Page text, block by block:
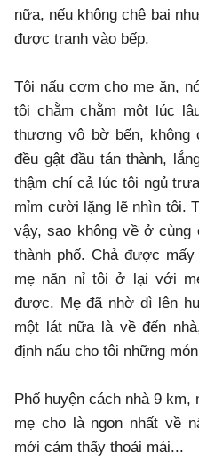
nữa, nếu không chê bai
được tranh vào bếp.
Tôi nấu cơm cho mẹ ăn,
tôi chằm chằm một lúc
thương vô bờ bến, không
đều gật đầu tán thành,
thậm chí cả lúc tôi ngủ
mỉm cười lặng lẽ nhìn tôi.
vậy, sao không về ở cùng
thành phố. Chả được
mẹ năn nỉ tôi ở lại với
được. Mẹ đã nhờ dì lên
một lát nữa là về đến
định nấu cho tôi những
Phố huyện cách nhà 9
mẹ cho là ngon nhất về
mới cảm thấy thoải mái...